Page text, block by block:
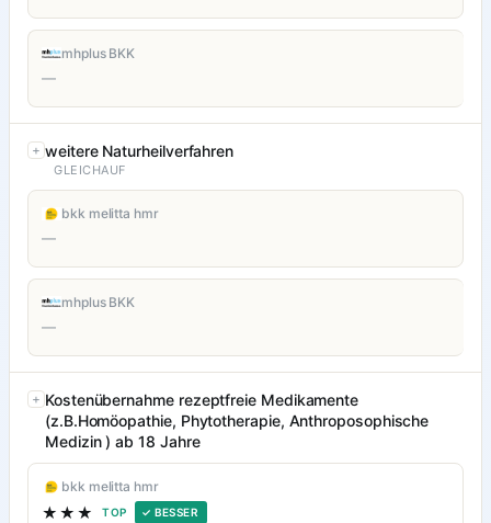
mhplus BKK
—
weitere Naturheilverfahren
GLEICHAUF
bkk melitta hmr
—
mhplus BKK
—
Kostenübernahme rezeptfreie Medikamente
(z.B.Homöopathie, Phytotherapie, Anthroposophische
Medizin ) ab 18 Jahre
bkk melitta hmr
★★★ TOP ✓ BESSER